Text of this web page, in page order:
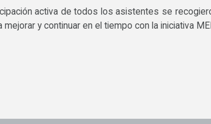
activa de todos los asistentes se
mejorar y continuar en el tiempo con la iniciativa